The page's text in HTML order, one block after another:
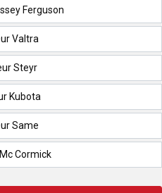
Ferguson
Valtra
Steyr
Kubota
Same
Cormick